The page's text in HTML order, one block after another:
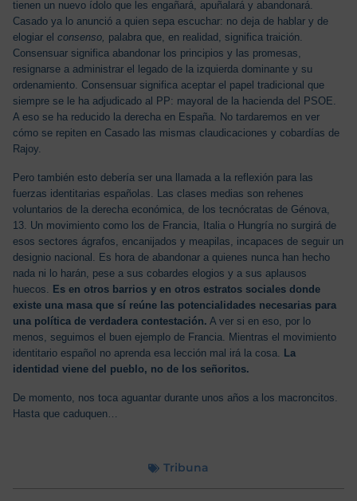
tienen un nuevo ídolo que les engañará, apuñalará y abandonará.
Casado ya lo anunció a quien sepa escuchar: no deja de hablar y de
elogiar el consenso, palabra que, en realidad, significa traición.
Consensuar significa abandonar los principios y las promesas,
resignarse a administrar el legado de la izquierda dominante y su
ordenamiento. Consensuar significa aceptar el papel tradicional que
siempre se le ha adjudicado al PP: mayoral de la hacienda del PSOE.
A eso se ha reducido la derecha en España. No tardaremos en ver
cómo se repiten en Casado las mismas claudicaciones y cobardías de
Rajoy.
Pero también esto debería ser una llamada a la reflexión para las
fuerzas identitarias españolas. Las clases medias son rehenes
voluntarios de la derecha económica, de los tecnócratas de Génova,
13. Un movimiento como los de Francia, Italia o Hungría no surgirá de
esos sectores ágrafos, encanijados y meapilas, incapaces de seguir un
designio nacional. Es hora de abandonar a quienes nunca han hecho
nada ni lo harán, pese a sus cobardes elogios y a sus aplausos
huecos. Es en otros barrios y en otros estratos sociales donde
existe una masa que sí reúne las potencialidades necesarias para
una política de verdadera contestación. A ver si en eso, por lo
menos, seguimos el buen ejemplo de Francia. Mientras el movimiento
identitario español no aprenda esa lección mal irá la cosa. La
identidad viene del pueblo, no de los señoritos.
De momento, nos toca aguantar durante unos años a los macroncitos.
Hasta que caduquen…
Tribuna